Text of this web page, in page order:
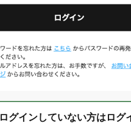
ログインしていない方はログ